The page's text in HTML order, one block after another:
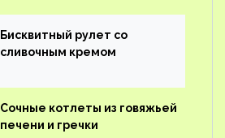
Бисквитный рулет со
сливочным кремом
Сочные котлеты из говяжьей
печени и гречки